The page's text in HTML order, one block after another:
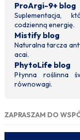
ProArgi-9+ blog
Suplementacja,
codzienną energię.
Mistify blog
Naturalna tarcza
acai.
PhytoLife blog
Płynna roślinna
równowagi.
ZAPRASZAM DO